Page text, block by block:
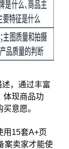
，通过丰富
体现商品功
意愿。
用15套A+页
案卖家才能使